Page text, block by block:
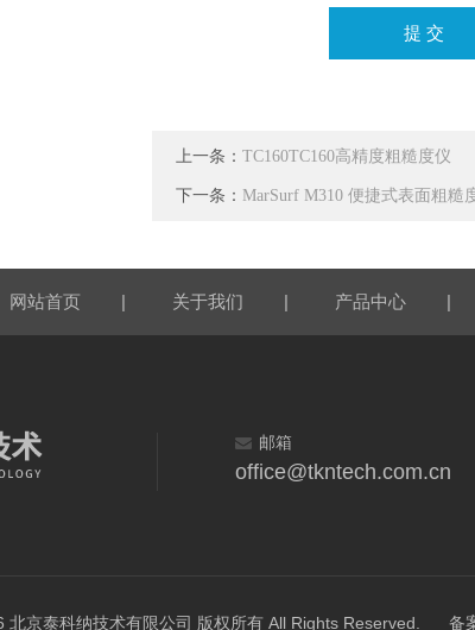
上一条：TC160TC160高精度粗糙度仪
下一条： MarSurf M310 便捷式表面粗糙
网站首页 | 关于我们 | 产品中心 |
邮箱
office@tkntech.com.cn
北京泰科纳技术有限公司 版权所有 All Rights Reserved. 备